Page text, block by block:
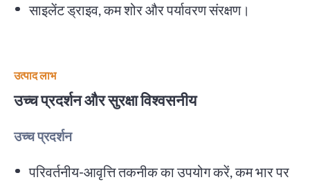
साइलेंट ड्राइव, कम शोर और पर्यावरण संरक्षण।
उत्पाद लाभ
उच्च प्रदर्शन और सुरक्षा विश्वसनीय
उच्च प्रदर्शन
परिवर्तनीय-आवृत्ति तकनीक का उपयोग करें, कम भार पर